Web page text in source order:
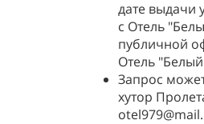
дате выдачи
с Отель
публичной
Отель
Запрос
хутор